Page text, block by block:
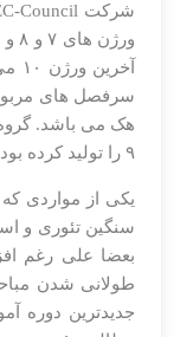
شرکت
سرفصل های
هک می باشد.
۹ را تولید کرده بود.
سنگین تئوری و
بعضا علی رغم
طولانی شدن